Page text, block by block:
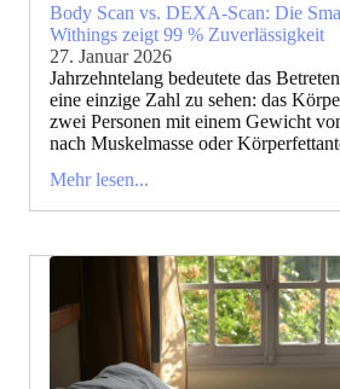
Body Scan vs. DEXA-Scan: Die
Withings zeigt 99 % Zuverlässigkeit
27. Januar 2026
Jahrzehntelang bedeutete das
eine einzige Zahl zu sehen: das
zwei Personen mit einem Gewicht
nach Muskelmasse oder
Mehr lesen...